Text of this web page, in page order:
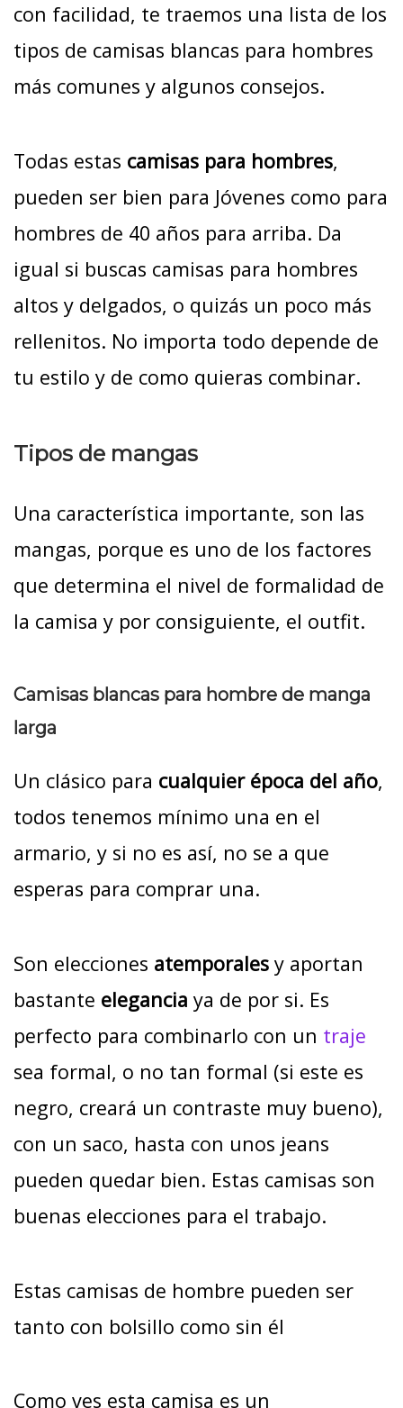
con facilidad, te traemos una lista de los
tipos de camisas blancas para hombres
más comunes y algunos consejos.
Todas estas camisas para hombres,
pueden ser bien para Jóvenes como para
hombres de 40 años para arriba. Da
igual si buscas camisas para hombres
altos y delgados, o quizás un poco más
rellenitos. No importa todo depende de
tu estilo y de como quieras combinar.
Tipos de mangas
Una característica importante, son las
mangas, porque es uno de los factores
que determina el nivel de formalidad de
la camisa y por consiguiente, el outfit.
Camisas blancas para hombre de manga
larga
Un clásico para cualquier época del año,
todos tenemos mínimo una en el
armario, y si no es así, no se a que
esperas para comprar una.
Son elecciones atemporales y aportan
bastante elegancia ya de por si. Es
perfecto para combinarlo con un traje
sea formal, o no tan formal (si este es
negro, creará un contraste muy bueno),
con un saco, hasta con unos jeans
pueden quedar bien. Estas camisas son
buenas elecciones para el trabajo.
Estas camisas de hombre pueden ser
tanto con bolsillo como sin él
Como ves esta camisa es un